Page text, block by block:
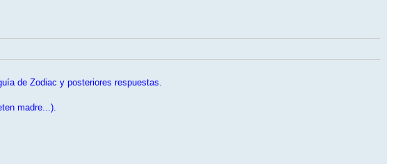
de Zodiac y posteriores respuestas.
madre...).